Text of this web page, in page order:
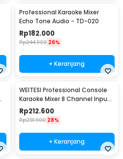
Professional Karaoke Mixer
Echo Tone Audio - TD-020
Rp182.000
Rp244.900 26%
+ Keranjang
WEITESI Professional Console
Karaoke Mixer 8 Channel Input
Mic - AM-228
Rp212.600
Rp291.900 28%
+ Keranjang